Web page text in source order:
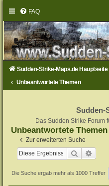
FAQ
Sudden-Strike-Maps.de Hauptseite
Unbeantwortete Themen
Sudden-
Das Sudden Strike Forum
Unbeantwortete Themen
Zur erweiterten Suche
Suche
Die Suche ergab mehr als 1000 Treffer